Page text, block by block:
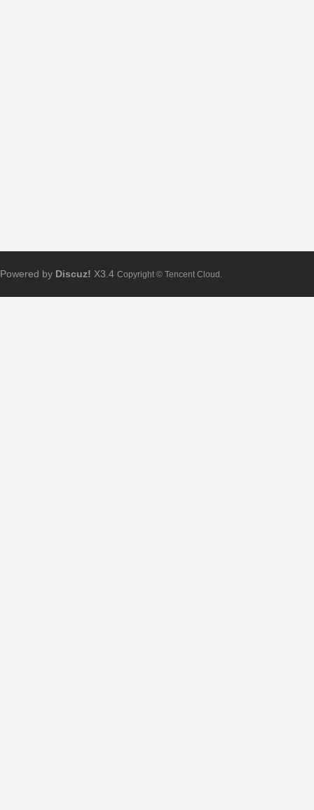
Powered by Discuz! X3.4 Copyright © Tencent Cloud.